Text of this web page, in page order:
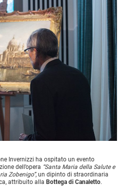
Invernizzi ha ospitato un evento
dell’opera “Santa Maria della Salute e
Zobenigo”, un dipinto di straordinaria
attribuito alla Bottega di Canaletto.